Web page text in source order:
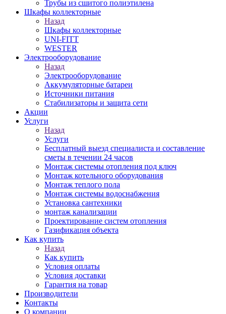
Трубы из сшитого полиэтилена
Шкафы коллекторные
Назад
Шкафы коллекторные
UNI-FITT
WESTER
Электрооборудование
Назад
Электрооборудование
Аккумуляторные батареи
Источники питания
Стабилизаторы и защита сети
Акции
Услуги
Назад
Услуги
Бесплатный выезд специалиста и составление
сметы в течении 24 часов
Монтаж системы отопления под ключ
Монтаж котельного оборудования
Монтаж теплого пола
Монтаж системы водоснабжения
Установка сантехники
монтаж канализации
Проектирование систем отопления
Газификация объекта
Как купить
Назад
Как купить
Условия оплаты
Условия доставки
Гарантия на товар
Производители
Контакты
О компании